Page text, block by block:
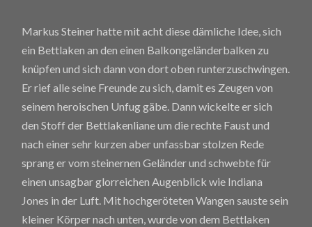
Markus Steiner hatte mit acht diese dämliche Idee, sich
ein Bettlaken an den einen Balkongeländerbalken zu
knüpfen und sich dann von dort oben runterzuschwingen.
Er rief alle seine Freunde zu sich, damit es Zeugen von
seinem heroischen Unfug gäbe. Dann wickelte er sich
den Stoff der Bettlakenliane um die rechte Faust und
nach einer sehr kurzen aber unfassbar stolzen Rede
sprang er vom steinernen Geländer und schwebte für
einen unsagbar glorreichen Augenblick wie Indiana
Jones in der Luft. Mit hochgeröteten Wangen sauste sein
kleiner Körper nach unten, wurde von dem Bettlaken